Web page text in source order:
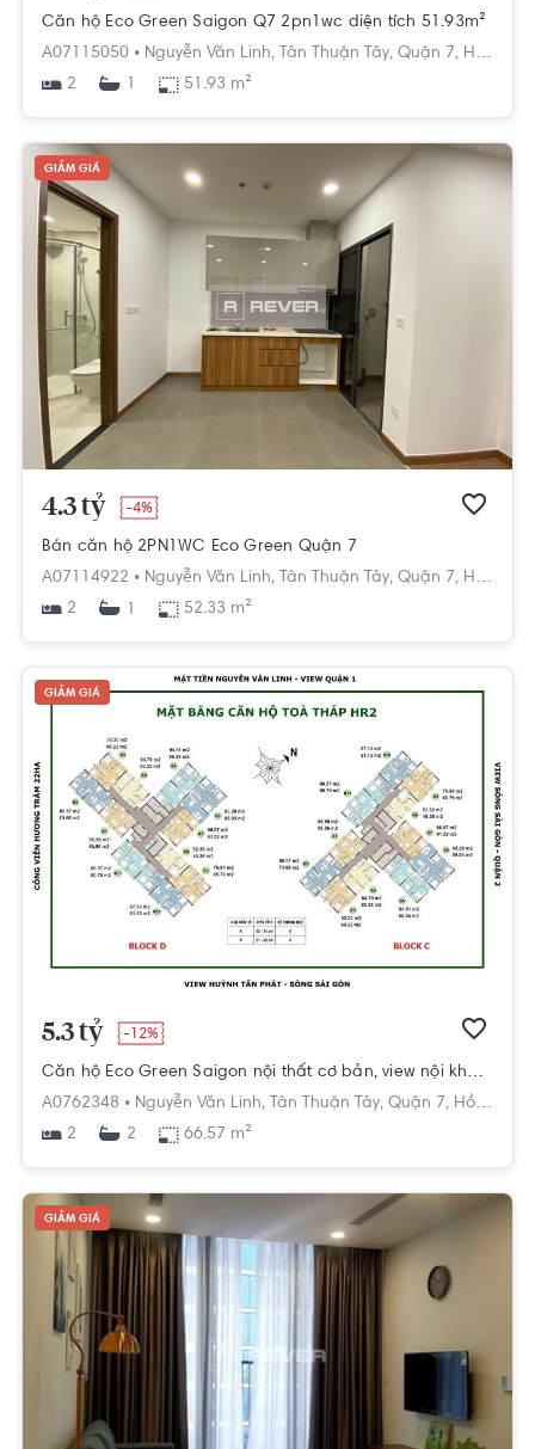
Căn hộ Eco Green Saigon Q7 2pn1wc diện tích 51.93m²
A07115050 • Nguyễn Văn Linh, Tân Thuận Tây, Quận 7, Hồ Chí Minh
2
1 51.93 m²
GIẢM GIÁ
4.3 tỷ -4%
Bán căn hộ 2PN1WC Eco Green Quận 7
A07114922 • Nguyễn Văn Linh, Tân Thuận Tây, Quận 7, Hồ Chí Minh
2
52.33 m²
GIẢM GIÁ
5.3 tỷ -12%
Căn hộ Eco Green Saigon nội thất cơ bản, view nội khu thoáng mát.
A0762348 • Nguyễn Văn Linh, Tân Thuận Tây, Quận 7, Hồ Chí Minh
2
2 66.57 m²
GIẢM GIÁ